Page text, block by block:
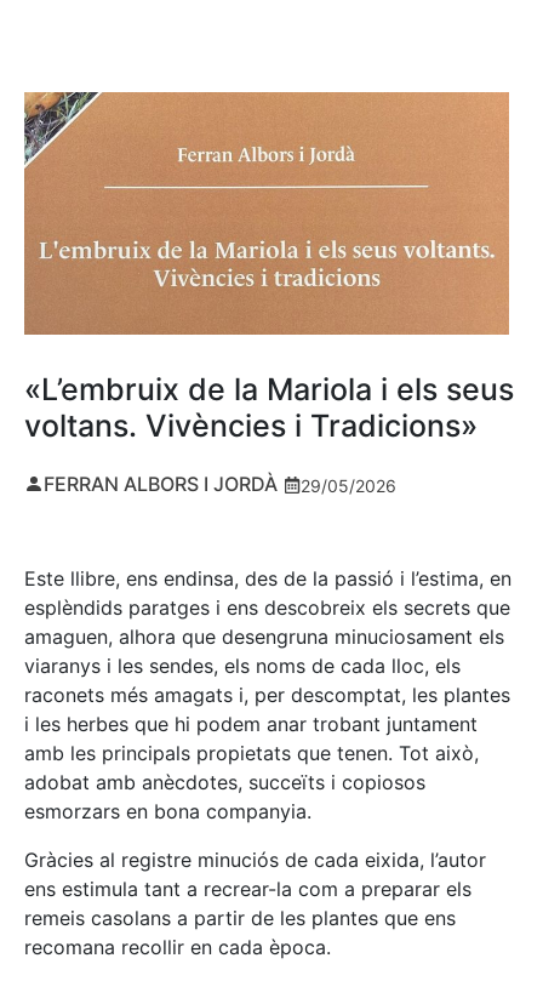
«L’embruix de la Mariola i els seus
voltans. Vivències i Tradicions»
FERRAN ALBORS I JORDÀ 29/05/2026
Este llibre, ens endinsa, des de la passió i l’estima, en
esplèndids paratges i ens descobreix els secrets que
amaguen, alhora que desengruna minuciosament els
viaranys i les sendes, els noms de cada lloc, els
raconets més amagats i, per descomptat, les plantes
i les herbes que hi podem anar trobant juntament
amb les principals propietats que tenen. Tot això,
adobat amb anècdotes, succeïts i copiosos
esmorzars en bona companyia.
Gràcies al registre minuciós de cada eixida, l’autor
ens estimula tant a recrear-la com a preparar els
remeis casolans a partir de les plantes que ens
recomana recollir en cada època.